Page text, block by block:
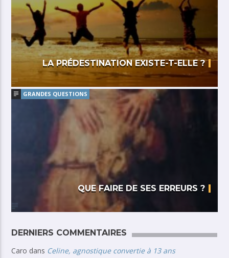
LA PRÉDESTINATION EXISTE-T-ELLE ?
GRANDES QUESTIONS
QUE FAIRE DE SES ERREURS ?
DERNIERS COMMENTAIRES
Caro dans Celine, agnostique convertie à 13 ans